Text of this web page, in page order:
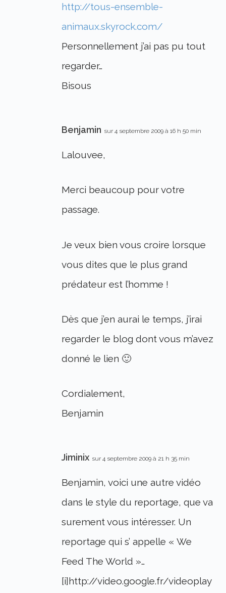
http://tous-ensemble-
animaux.skyrock.com/
Personnellement j’ai pas pu tout
regarder…
Bisous
Benjamin sur 4 septembre 2009 à 16 h 50 min
Lalouvee,
Merci beaucoup pour votre
passage.
Je veux bien vous croire lorsque
vous dites que le plus grand
prédateur est l’homme !
Dès que j’en aurai le temps, j’irai
regarder le blog dont vous m’avez
donné le lien 🙂
Cordialement,
Benjamin
Jiminix sur 4 septembre 2009 à 21 h 35 min
Benjamin, voici une autre vidéo
dans le style du reportage, que va
surement vous intéresser. Un
reportage qui s’ appelle « We
Feed The World »…
[i]http://video.google.fr/videoplay